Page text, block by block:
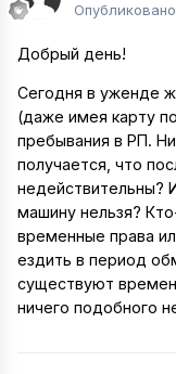
Опубликовано
Добрый день!
Сегодня в уженде
(даже имея карту
пребывания в РП.
получается, что
недействительны?
машину нельзя?
временные права
ездить в период
существуют
ничего подобного